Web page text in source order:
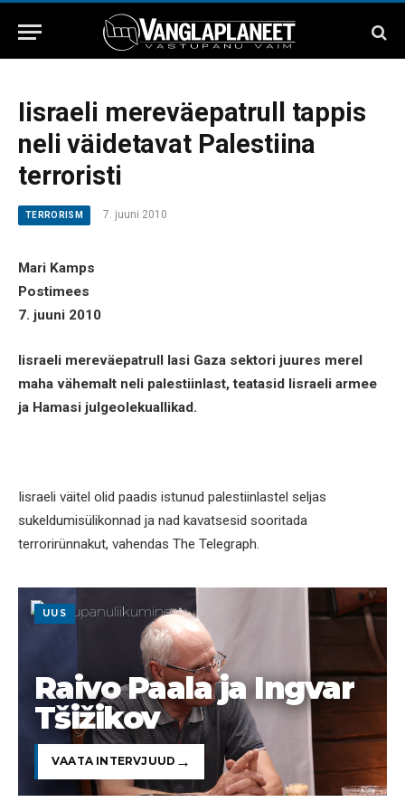
Iisraeli mereväepatrull tappis
neli väidetavat Palestiina
terroristi
TERRORISM 7. juuni 2010
Mari Kamps
Postimees
7. juuni 2010
Iisraeli mereväepatrull lasi Gaza sektori juures merel
maha vähemalt neli palestiinlast, teatasid Iisraeli armee
ja Hamasi julgeolekuallikad.
Iisraeli väitel olid paadis istunud palestiinlastel seljas
sukeldumisülikonnad ja nad kavatsesid sooritada
terrorirünnakut, vahendas The Telegraph.
UUS
Raivo Paala ja Ingvar
Tšižikov
VAATA INTERVJUUD